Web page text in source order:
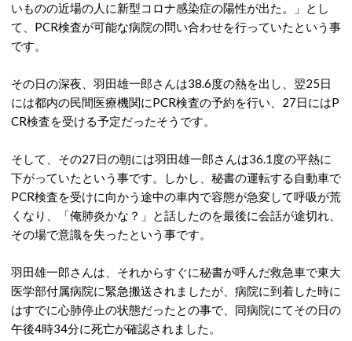
いものの近場の人に新型コロナ感染症の陽性が出た。」とし
て、PCR検査が可能な病院の問い合わせを行っていたという事
です。
その日の深夜、羽田雄一郎さんは38.6度の熱を出し、翌25日
には都内の民間医療機関にPCR検査の予約を行い、27日にはP
CR検査を受ける予定だったそうです。
そして、その27日の朝には羽田雄一郎さんは36.1度の平熱に
下がっていたという事です。しかし、秘書の運転する自動車で
PCR検査を受けに向かう途中の車内で容態が急変して呼吸が荒
くなり、「俺肺炎かな？」と話したのを最後に会話が途切れ、
その場で意識を失ったという事です。
羽田雄一郎さんは、それからすぐに秘書が呼んだ救急車で東大
医学部付属病院に緊急搬送されましたが、病院に到着した時に
はすでに心肺停止の状態だったとの事で、同病院にてその日の
午後4時34分に死亡が確認されました。